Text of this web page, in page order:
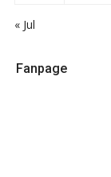
« Jul
Fanpage